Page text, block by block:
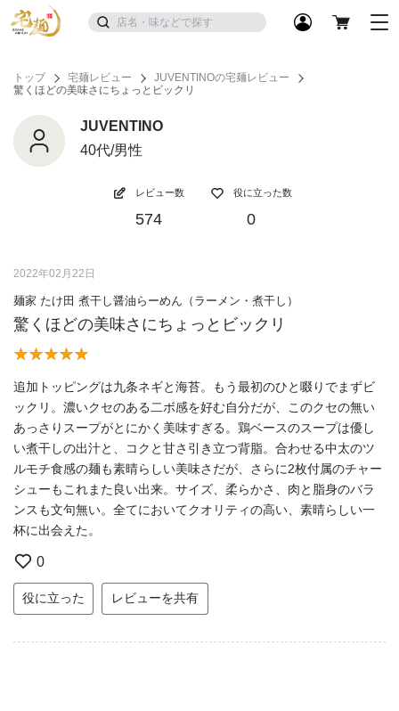
トップ 宅麺レビュー
JUVENTINOの宅麺レビュー
驚くほどの美味さにちょっとビックリ
JUVENTINO
40代/男性
レビュー数
574
役に立った数
0
2022年02月22日
麺家 たけ田 煮干し醤油らーめん（ラーメン・煮干し）
驚くほどの美味さにちょっとビックリ
追加トッピングは九条ネギと海苔。もう最初のひと啜りでまずビ
ックリ。濃いクセのある二ボ感を好む自分だが、このクセの無い
あっさりスープがとにかく美味すぎる。鶏ベースのスープは優し
い煮干しの出汁と、コクと甘さ引き立つ背脂。合わせる中太のツ
ルモチ食感の麺も素晴らしい美味さだが、さらに2枚付属のチャー
シューもこれまた良い出来。サイズ、柔らかさ、肉と脂身のバラ
ンスも文句無い。全てにおいてクオリティの高い、素晴らしい一
杯に出会えた。
0
役に立った レビューを共有